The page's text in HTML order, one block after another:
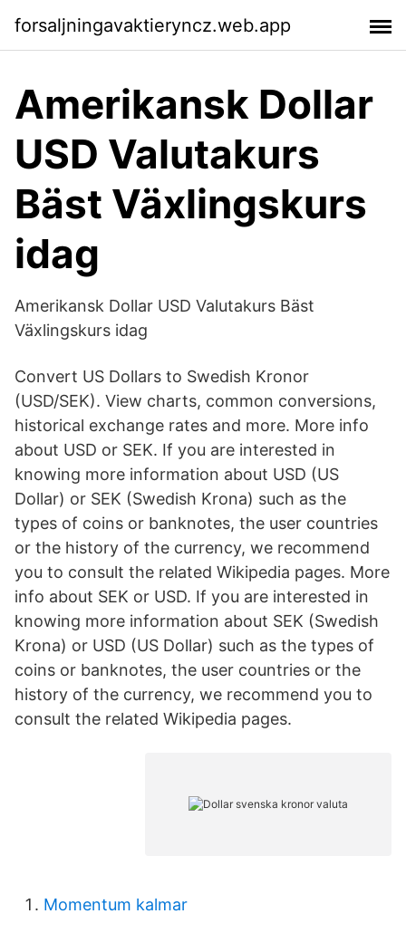
forsaljningavaktieryncz.web.app
Amerikansk Dollar
USD Valutakurs
Bäst Växlingskurs
idag
Amerikansk Dollar USD Valutakurs Bäst
Växlingskurs idag
Convert US Dollars to Swedish Kronor
(USD/SEK). View charts, common conversions,
historical exchange rates and more. More info
about USD or SEK. If you are interested in
knowing more information about USD (US
Dollar) or SEK (Swedish Krona) such as the
types of coins or banknotes, the user countries
or the history of the currency, we recommend
you to consult the related Wikipedia pages. More
info about SEK or USD. If you are interested in
knowing more information about SEK (Swedish
Krona) or USD (US Dollar) such as the types of
coins or banknotes, the user countries or the
history of the currency, we recommend you to
consult the related Wikipedia pages.
Momentum kalmar